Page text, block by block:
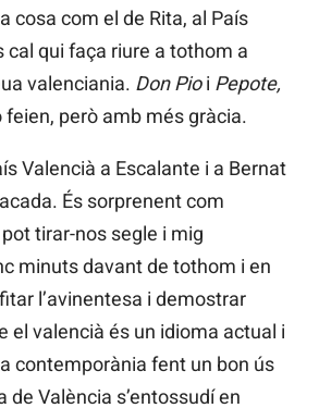
cosa com el de Rita, al País
cal qui faça riure a tothom a
valenciania. Don Pioi Pepote,
feien, però amb més gràcia.
Valencià a Escalante i a Bernat
És sorprenent com
tirar-nos segle i mig
minuts davant de tothom i en
l’avinentesa i demostrar
el valencià és un idioma actual i
contemporània fent un bon ús
de València s’entossudí en